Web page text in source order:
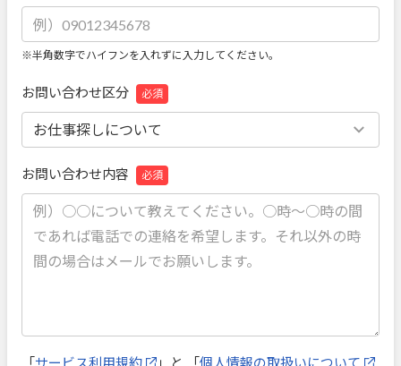
※半角数字でハイフンを入れずに入力してください。
お問い合わせ区分 必須
お問い合わせ内容 必須
「サービス利用規約 」と 「個人情報の取扱いについて